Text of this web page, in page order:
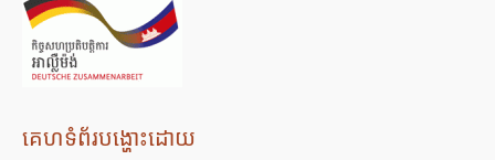
គេហទំព័របង្ហោះដោយ